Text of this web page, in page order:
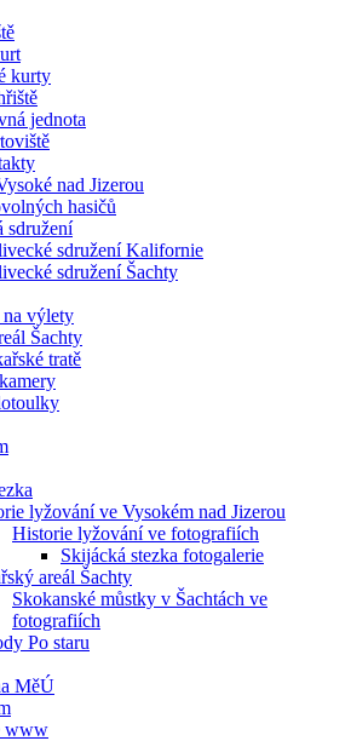
kurty
jednota
nad Jizerou
hasičů
sdružení
sdružení Kalifornie
sdružení Šachty
výlety
Šachty
tratě
lyžování ve Vysokém nad Jizerou
Historie lyžování ve fotografiích
Skijácká stezka fotogalerie
areál Šachty
Skokanské můstky v Šachtách ve
fotografiích
Po staru
MěÚ
www